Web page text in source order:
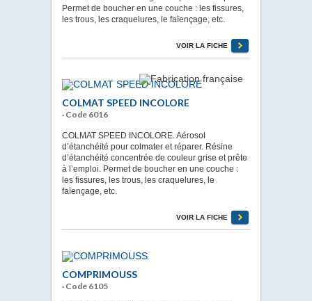
Permet de boucher en une couche : les fissures,
les trous, les craquelures, le faïençage, etc.
VOIR LA FICHE
COLMAT SPEED INCOLORE
· Code 6016
COLMAT SPEED INCOLORE. Aérosol
d’étanchéité pour colmater et réparer. Résine
d’étanchéité concentrée de couleur grise et prête
à l’emploi. Permet de boucher en une couche :
les fissures, les trous, les craquelures, le
faïençage, etc.
VOIR LA FICHE
COMPRIMOUSS
· Code 6105